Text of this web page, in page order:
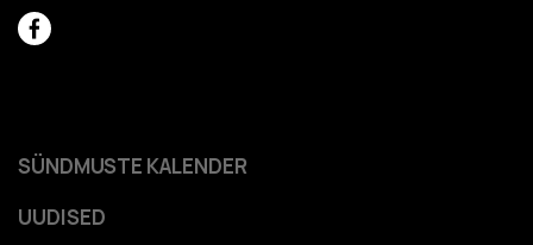
SÜNDMUSTE KALENDER
UUDISED